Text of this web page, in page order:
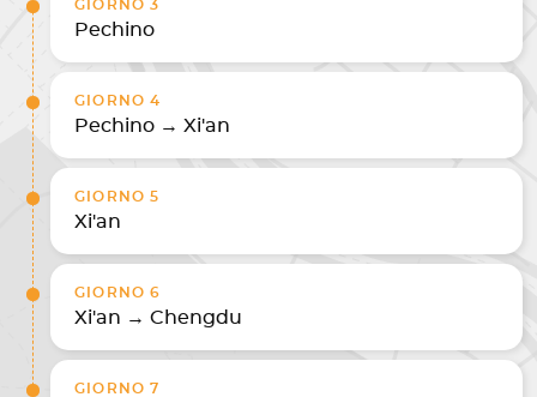
GIORNO 3
Pechino
GIORNO 4
Pechino → Xi'an
GIORNO 5
Xi'an
GIORNO 6
Xi'an → Chengdu
GIORNO 7